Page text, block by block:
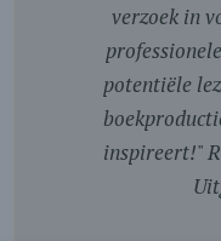
verzoek in
professionele
potentiële
inspireert!"